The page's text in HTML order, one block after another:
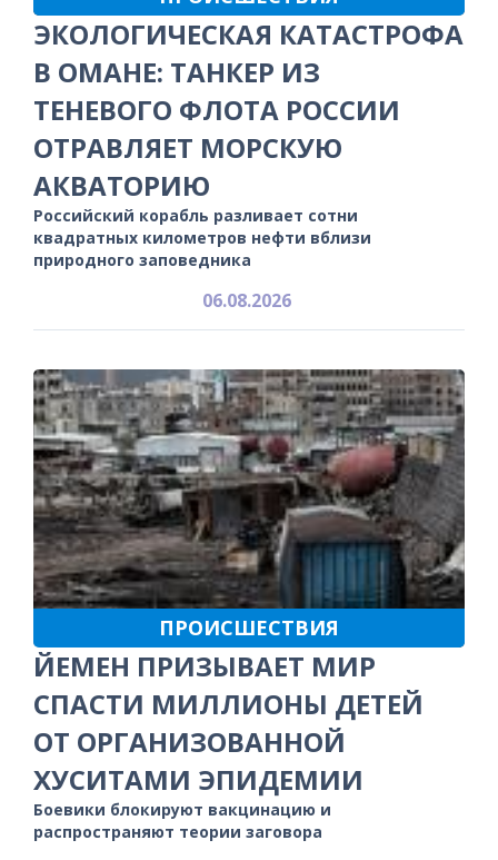
ЭКОЛОГИЧЕСКАЯ КАТАСТРОФА
В ОМАНЕ: ТАНКЕР ИЗ
ТЕНЕВОГО ФЛОТА РОССИИ
ОТРАВЛЯЕТ МОРСКУЮ
АКВАТОРИЮ
Российский корабль разливает сотни
квадратных километров нефти вблизи
природного заповедника
06.08.2026
ПРОИСШЕСТВИЯ
ЙЕМЕН ПРИЗЫВАЕТ МИР
СПАСТИ МИЛЛИОНЫ ДЕТЕЙ
ОТ ОРГАНИЗОВАННОЙ
ХУСИТАМИ ЭПИДЕМИИ
Боевики блокируют вакцинацию и
распространяют теории заговора